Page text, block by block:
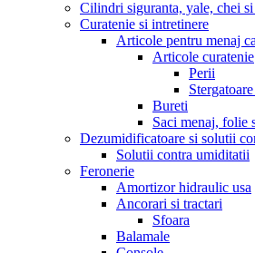
Cilindri siguranta, yale, chei
Curatenie si intretinere
Articole pentru menaj
Articole curatenie
Perii
Bureti
Saci menaj, folie
Dezumidificatoare si solutii
Solutii contra umiditatii
Feronerie
Amortizor hidraulic usa
Ancorari si tractari
Sfoara
Balamale